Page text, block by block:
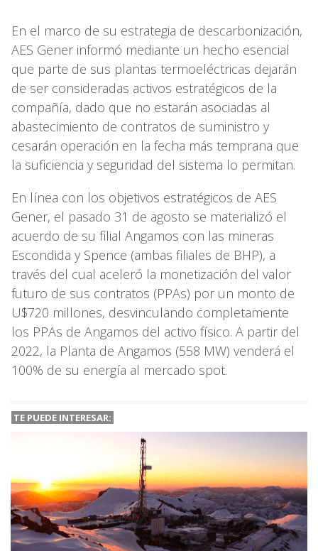
En el marco de su estrategia de descarbonización,
AES Gener informó mediante un hecho esencial
que parte de sus plantas termoeléctricas dejarán
de ser consideradas activos estratégicos de la
compañía, dado que no estarán asociadas al
abastecimiento de contratos de suministro y
cesarán operación en la fecha más temprana que
la suficiencia y seguridad del sistema lo permitan.
En línea con los objetivos estratégicos de AES
Gener, el pasado 31 de agosto se materializó el
acuerdo de su filial Angamos con las mineras
Escondida y Spence (ambas filiales de BHP), a
través del cual aceleró la monetización del valor
futuro de sus contratos (PPAs) por un monto de
U$720 millones, desvinculando completamente
los PPAs de Angamos del activo físico. A partir del
2022, la Planta de Angamos (558 MW) venderá el
100% de su energía al mercado spot.
TE PUEDE INTERESAR: